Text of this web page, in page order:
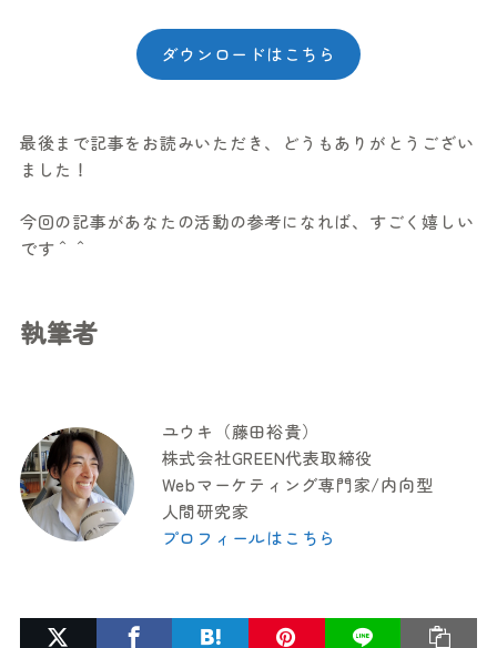
ダウンロードはこちら
最後まで記事をお読みいただき、どうもありがとうござい
ました！
今回の記事があなたの活動の参考になれば、すごく嬉しい
です＾＾
執筆者
ユウキ（藤田裕貴）
株式会社GREEN代表取締役
Webマーケティング専門家/内向型
人間研究家
プロフィールはこちら